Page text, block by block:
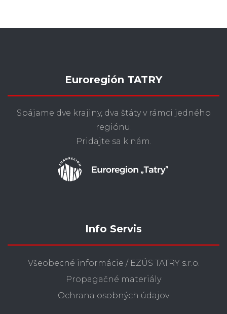
Euroregión TATRY
Spájame dve krajiny, dva štáty v rámci jedného
regiónu.
Pridajte sa k nám.
Info Servis
Všeobecné informácie / EZÚS TATRY s.r.o.
Propagačné materiály
Ochrana osobných údajov